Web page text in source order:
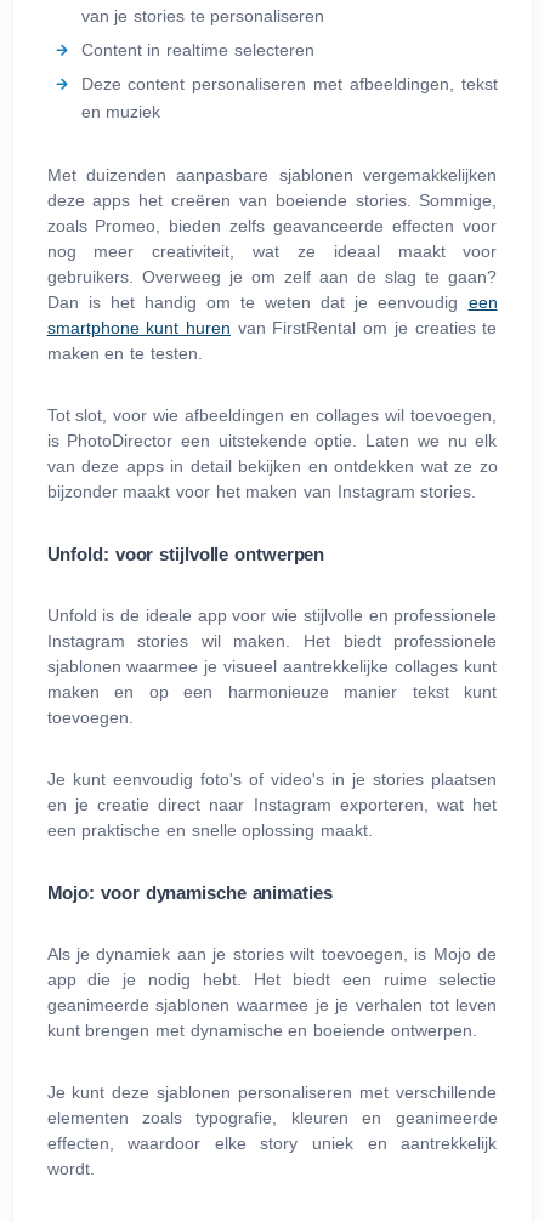
van je stories te personaliseren
Content in realtime selecteren
Deze content personaliseren met afbeeldingen, tekst
en muziek
Met duizenden aanpasbare sjablonen vergemakkelijken
deze apps het creëren van boeiende stories. Sommige,
zoals Promeo, bieden zelfs geavanceerde effecten voor
nog meer creativiteit, wat ze ideaal maakt voor
gebruikers. Overweeg je om zelf aan de slag te gaan?
Dan is het handig om te weten dat je eenvoudig een
smartphone kunt huren van FirstRental om je creaties te
maken en te testen.
Tot slot, voor wie afbeeldingen en collages wil toevoegen,
is PhotoDirector een uitstekende optie. Laten we nu elk
van deze apps in detail bekijken en ontdekken wat ze zo
bijzonder maakt voor het maken van Instagram stories.
Unfold: voor stijlvolle ontwerpen
Unfold is de ideale app voor wie stijlvolle en professionele
Instagram stories wil maken. Het biedt professionele
sjablonen waarmee je visueel aantrekkelijke collages kunt
maken en op een harmonieuze manier tekst kunt
toevoegen.
Je kunt eenvoudig foto's of video's in je stories plaatsen
en je creatie direct naar Instagram exporteren, wat het
een praktische en snelle oplossing maakt.
Mojo: voor dynamische animaties
Als je dynamiek aan je stories wilt toevoegen, is Mojo de
app die je nodig hebt. Het biedt een ruime selectie
geanimeerde sjablonen waarmee je je verhalen tot leven
kunt brengen met dynamische en boeiende ontwerpen.
Je kunt deze sjablonen personaliseren met verschillende
elementen zoals typografie, kleuren en geanimeerde
effecten, waardoor elke story uniek en aantrekkelijk
wordt.